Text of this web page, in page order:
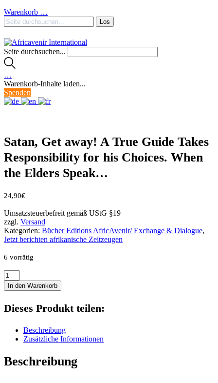
Warenkorb …
Seite durchsuchen...
…
Warenkorb-Inhalte laden...
Spenden
Satan, Get away! A True Guide Takes
Responsibility for his Choices. When
the Elders Speak…
24,90€
Umsatzsteuerbefreit gemäß UStG §19
zzgl. Versand
Kategorien: Bücher Editions AfricAvenir/ Exchange & Dialogue,
Jetzt berichten afrikanische Zeitzeugen
6 vorrätig
Satan,
Get
away!
True
Responsibility
Choices.
In den Warenkorb
Dieses Produkt teilen:
Beschreibung
Zusätzliche Informationen
Beschreibung